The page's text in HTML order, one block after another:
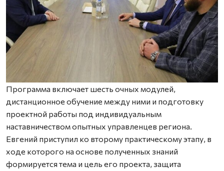
Программа включает шесть очных модулей,
дистанционное обучение между ними и подготовку
проектной работы под индивидуальным
наставничеством опытных управленцев региона.
Евгений приступил ко второму практическому этапу, в
ходе которого на основе полученных знаний
формируется тема и цель его проекта, защита